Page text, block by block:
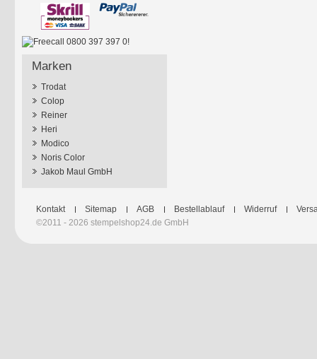
Marken
Trodat
Colop
Reiner
Heri
Modico
Noris Color
Jakob Maul GmbH
Kontakt Sitemap AGB Bestellablauf Widerruf
©2011 - 2026 stempelshop24.de GmbH